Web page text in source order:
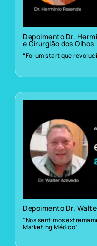
Depoimento Dr.
e Cirurgião dos Olhos
“Foi um start que
Depoimento Dr.
“Nos sentimos
Marketing Médico”